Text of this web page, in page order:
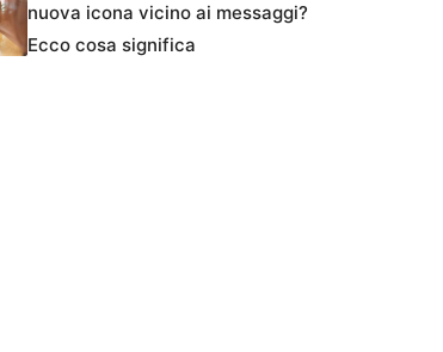
nuova icona vicino ai messaggi?
Ecco cosa significa